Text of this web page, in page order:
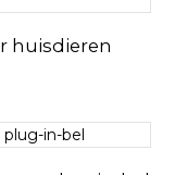
huisdieren